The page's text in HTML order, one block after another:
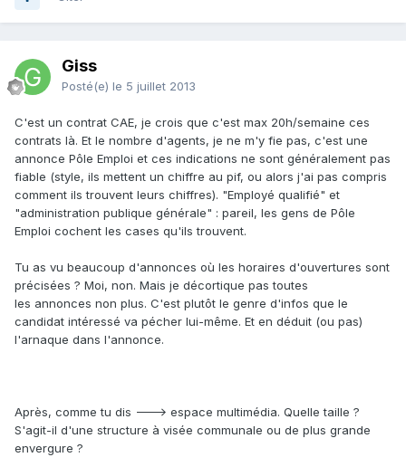
Giss
Posté(e) le 5 juillet 2013
C'est un contrat CAE, je crois que c'est max 20h/semaine ces
contrats là. Et le nombre d'agents, je ne m'y fie pas, c'est une
annonce Pôle Emploi et ces indications ne sont généralement pas
fiable (style, ils mettent un chiffre au pif, ou alors j'ai pas compris
comment ils trouvent leurs chiffres). "Employé qualifié" et
"administration publique générale" : pareil, les gens de Pôle
Emploi cochent les cases qu'ils trouvent.
Tu as vu beaucoup d'annonces où les horaires d'ouvertures sont
précisées ? Moi, non. Mais je décortique pas toutes
les annonces non plus. C'est plutôt le genre d'infos que le
candidat intéressé va pécher lui-même. Et en déduit (ou pas)
l'arnaque dans l'annonce.
Après, comme tu dis ---> espace multimédia. Quelle taille ?
S'agit-il d'une structure à visée communale ou de plus grande
envergure ?